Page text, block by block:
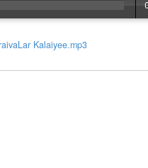
Kalaiyee.mp3